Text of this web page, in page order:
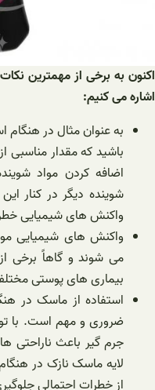
اکنون به برخی از مهمترین
اشاره می ‌کنیم:
به عنوان مثال در هنگام
باشید که مقدار مناسبی
اضافه کردن مواد
شوینده دیگر در کنار
واکنش های شیمیایی
واکنش های شیمیایی
می‌ شوند و گاهاً برخی
بیماری های پوستی
استفاده از ماسک در
ضروری و مهم است. با
جرم گیر باعث
لایه ماسک نازک در
از خطرات احتمالی